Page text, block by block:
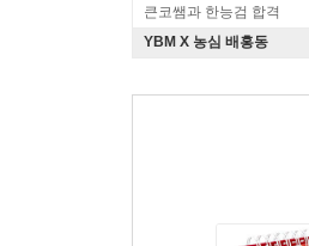
큰코쌤과 한능검 합격
YBM X 농심 배홍동